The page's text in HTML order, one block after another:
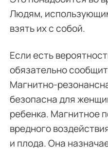
Людям,
взять их с собой.
Если есть
обязательно
Магнитно-
безопасна для
ребенка. Магнитное
вредного
и плода. Она